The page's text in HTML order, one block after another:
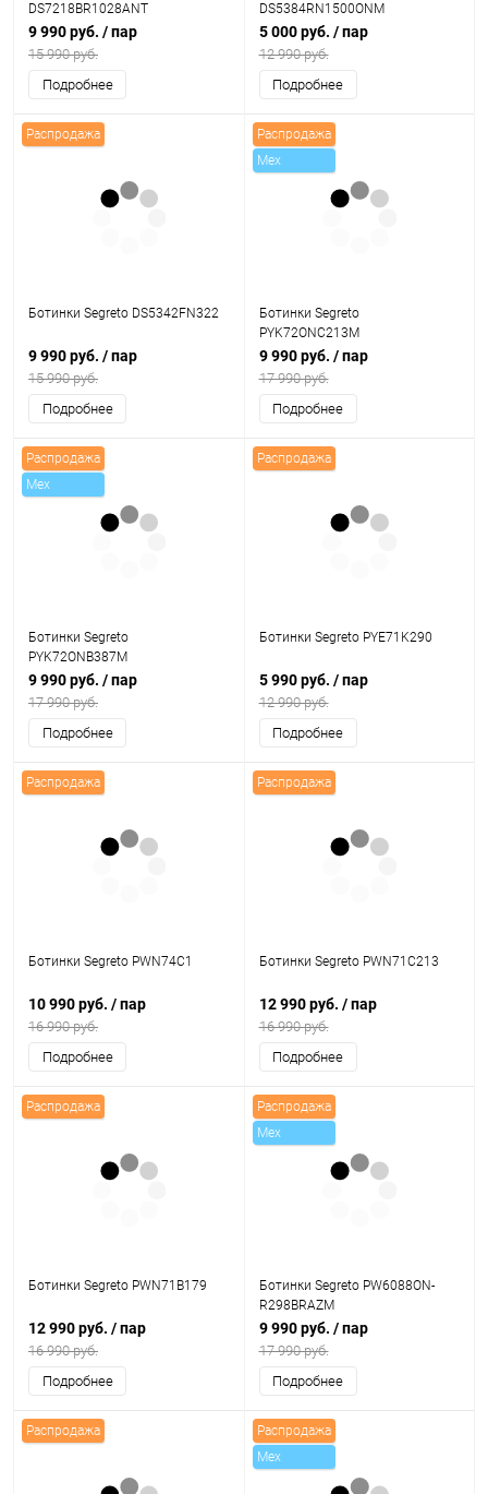
DS7218BR1028ANT
9 990 руб. / пар
15 990 руб.
Подробнее
DS5384RN1500ONM
5 000 руб. / пар
12 990 руб.
Подробнее
Распродажа
Ботинки Segreto DS5342FN322
9 990 руб. / пар
15 990 руб.
Подробнее
Распродажа
Mex
Ботинки Segreto
PYK72ONC213M
9 990 руб. / пар
17 990 руб.
Подробнее
Распродажа
Mex
Ботинки Segreto
PYK72ONB387M
9 990 руб. / пар
17 990 руб.
Подробнее
Распродажа
Ботинки Segreto PYE71K290
5 990 руб. / пар
12 990 руб.
Подробнее
Распродажа
Ботинки Segreto PWN74C1
10 990 руб. / пар
16 990 руб.
Подробнее
Распродажа
Ботинки Segreto PWN71C213
12 990 руб. / пар
16 990 руб.
Подробнее
Распродажа
Ботинки Segreto PWN71B179
12 990 руб. / пар
16 990 руб.
Подробнее
Распродажа
Mex
Ботинки Segreto PW6088ON-
R298BRAZM
9 990 руб. / пар
17 990 руб.
Подробнее
Распродажа
Распродажа
Mex